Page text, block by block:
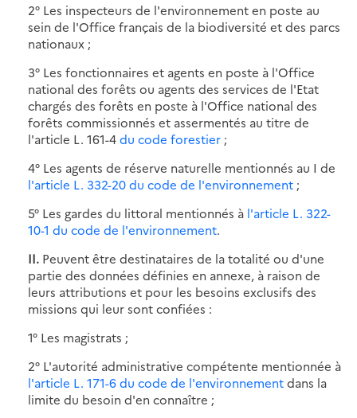
2° Les inspecteurs de l'environnement en poste au
sein de l'Office français de la biodiversité et des parcs
nationaux ;
3° Les fonctionnaires et agents en poste à l'Office
national des forêts ou agents des services de l'Etat
chargés des forêts en poste à l'Office national des
forêts commissionnés et assermentés au titre de
l'article L. 161-4du code forestier ;
4° Les agents de réserve naturelle mentionnés au I de
l'article L. 332-20 du code de l'environnement ;
5° Les gardes du littoral mentionnés à l'article L. 322-
10-1 du code de l'environnement.
II. Peuvent être destinataires de la totalité ou d'une
partie des données définies en annexe, à raison de
leurs attributions et pour les besoins exclusifs des
missions qui leur sont confiées :
1° Les magistrats ;
2° L'autorité administrative compétente mentionnée à
l'article L. 171-6 du code de l'environnementdans la
limite du besoin d'en connaître ;